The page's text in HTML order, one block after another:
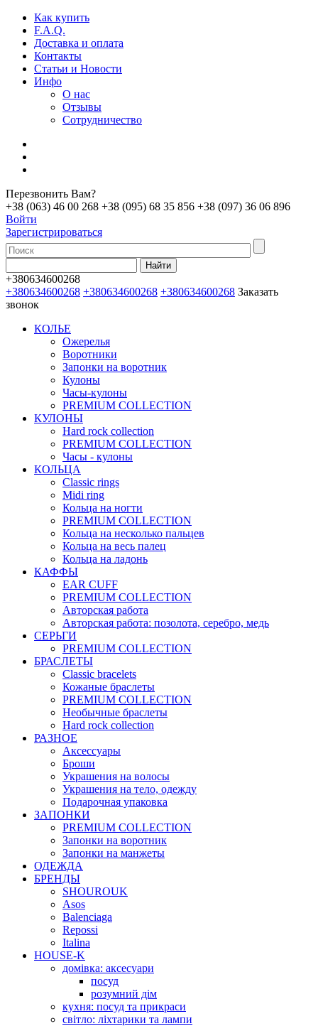
Как купить
F.A.Q.
Доставка и оплата
Контакты
Статьи и Новости
Инфо
О нас
Отзывы
Сотрудничество
Перезвонить Вам?
+38 (063) 46 00 268 +38 (095) 68 35 856 +38 (097) 36 06 896
Войти
Зарегистрироваться
+380634600268
+380634600268 +380634600268 +380634600268 Заказать
звонок
КОЛЬЕ
Ожерелья
Воротники
Запонки на воротник
Кулоны
Часы-кулоны
PREMIUM COLLECTION
КУЛОНЫ
Hard rock collection
PREMIUM COLLECTION
Часы - кулоны
КОЛЬЦА
Classic rings
Midi ring
Кольца на ногти
PREMIUM COLLECTION
Кольца на несколько пальцев
Кольца на весь палец
Кольца на ладонь
КАФФЫ
EAR CUFF
PREMIUM COLLECTION
Авторская работа
Авторская работа: позолота, серебро, медь
СЕРЬГИ
PREMIUM COLLECTION
БРАСЛЕТЫ
Classic bracelets
Кожаные браслеты
PREMIUM COLLECTION
Необычные браслеты
Hard rock collection
РАЗНОЕ
Аксессуары
Броши
Украшения на волосы
Украшения на тело, одежду
Подарочная упаковка
ЗАПОНКИ
PREMIUM COLLECTION
Запонки на воротник
Запонки на манжеты
ОДЕЖДА
БРЕНДЫ
SHOUROUK
Asos
Balenciaga
Repossi
Italina
HOUSE-K
домівка: аксесуари
посуд
розумний дім
кухня: посуд та прикраси
світло: ліхтарики та лампи